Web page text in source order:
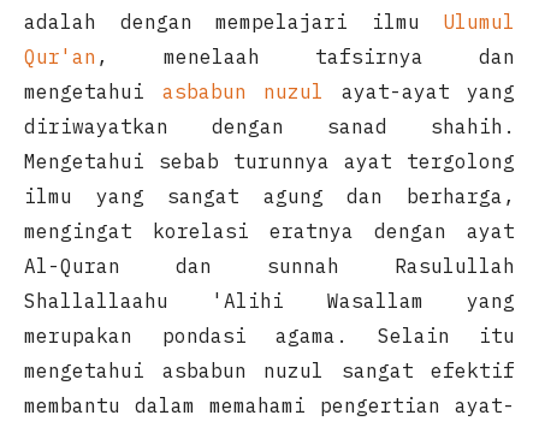
adalah dengan mempelajari ilmu Ulumul
Qur'an , menelaah tafsirnya dan
mengetahui asbabun nuzul ayat-ayat yang
diriwayatkan dengan sanad shahih.
Mengetahui sebab turunnya ayat tergolong
ilmu yang sangat agung dan berharga,
mengingat korelasi eratnya dengan ayat
Al-Quran dan sunnah Rasulullah
Shallallaahu 'Alihi Wasallam yang
merupakan pondasi agama. Selain itu
mengetahui asbabun nuzul sangat efektif
membantu dalam memahami pengertian ayat-